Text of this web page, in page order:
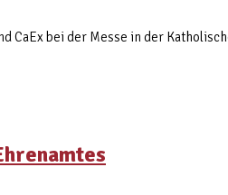
CaEx bei der Messe in der